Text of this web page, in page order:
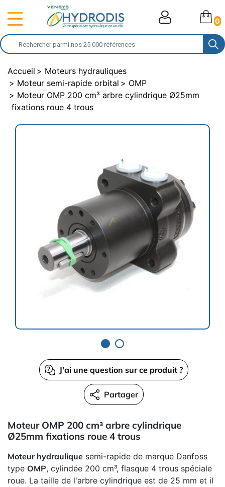
0
Accueil
Moteurs hydrauliques
Moteur semi-rapide orbital
OMP
Moteur OMP 200 cm³ arbre cylindrique Ø25mm
fixations roue 4 trous
J'ai une question sur ce produit ?
Partager
Moteur OMP 200 cm³ arbre cylindrique
Ø25mm fixations roue 4 trous
Moteur hydraulique semi-rapide de marque Danfoss
type OMP, cylindée 200 cm³, flasque 4 trous spéciale
roue. La taille de l'arbre cylindrique est de 25 mm et il